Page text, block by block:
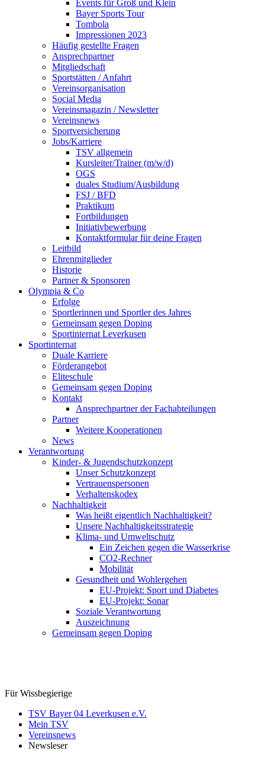
Events für Groß und Klein
Bayer Sports Tour
Tombola
Impressionen 2023
Häufig gestellte Fragen
Ansprechpartner
Mitgliedschaft
Sportstätten / Anfahrt
Vereinsorganisation
Social Media
Vereinsmagazin / Newsletter
Vereinsnews
Sportversicherung
Jobs/Karriere
TSV allgemein
Kursleiter/Trainer (m/w/d)
OGS
duales Studium/Ausbildung
FSJ / BFD
Praktikum
Fortbildungen
Initiativbewerbung
Kontaktformular für deine Fragen
Leitbild
Ehrenmitglieder
Historie
Partner & Sponsoren
Olympia & Co
Erfolge
Sportlerinnen und Sportler des Jahres
Gemeinsam gegen Doping
Sportinternat Leverkusen
Sportinternat
Duale Karriere
Förderangebot
Eliteschule
Gemeinsam gegen Doping
Kontakt
Ansprechpartner der Fachabteilungen
Partner
Weitere Kooperationen
News
Verantwortung
Kinder- & Jugendschutzkonzept
Unser Schutzkonzept
Vertrauenspersonen
Verhaltenskodex
Nachhaltigkeit
Was heißt eigentlich Nachhaltigkeit?
Unsere Nachhaltigkeitsstrategie
Klima- und Umweltschutz
Ein Zeichen gegen die Wasserkrise
CO2-Rechner
Mobilität
Gesundheit und Wohlergehen
EU-Projekt: Sport und Diabetes
EU-Projekt: Sonar
Soziale Verantwortung
Auszeichnung
Gemeinsam gegen Doping
Für Wissbegierige
TSV Bayer 04 Leverkusen e.V.
Mein TSV
Vereinsnews
Newsleser